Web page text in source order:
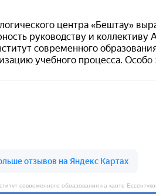
современного образования на карте